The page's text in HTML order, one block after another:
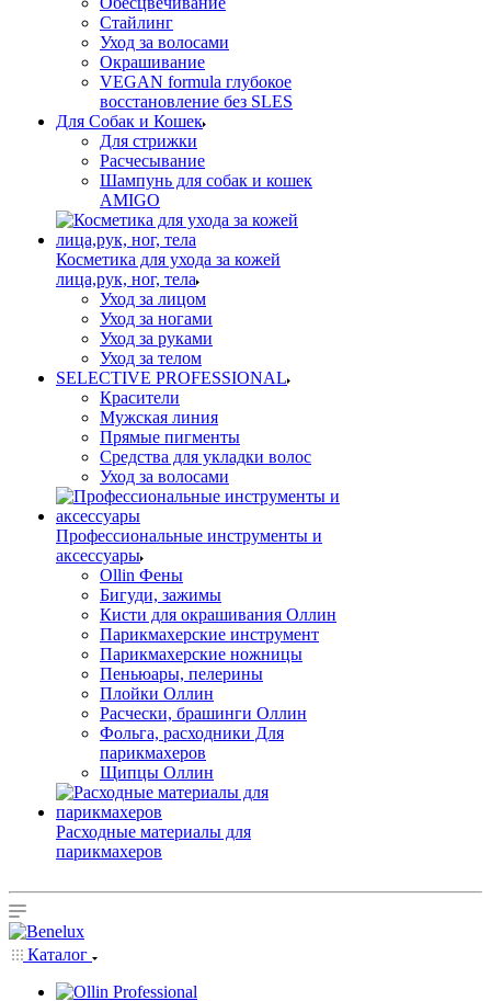
Стайлинг
Уход за волосами
Окрашивание
VEGAN formula глубокое
восстановление без SLES
Для Собак и Кошек
Для стрижки
Расчесывание
Шампунь для собак и кошек
AMIGO
Косметика для ухода за кожей
лица,рук, ног, тела
Уход за лицом
Уход за ногами
Уход за руками
Уход за телом
SELECTIVE PROFESSIONAL
Красители
Мужская линия
Прямые пигменты
Средства для укладки волос
Уход за волосами
Профессиональные инструменты и
аксессуары
Ollin Фены
Бигуди, зажимы
Кисти для окрашивания Оллин
Парикмахерские инструмент
Парикмахерские ножницы
Пеньюары, пелерины
Плойки Оллин
Расчески, брашинги Оллин
Фольга, расходники Для
парикмахеров
Щипцы Оллин
Расходные материалы для
парикмахеров
Каталог